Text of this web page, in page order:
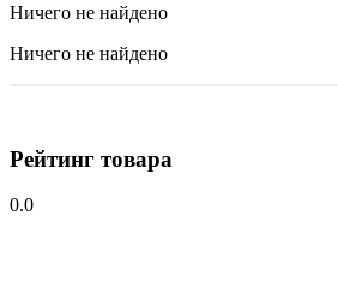
Ничего не найдено
Ничего не найдено
Рейтинг товара
0.0